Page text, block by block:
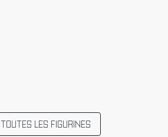
TOUTES LES FIGURINES